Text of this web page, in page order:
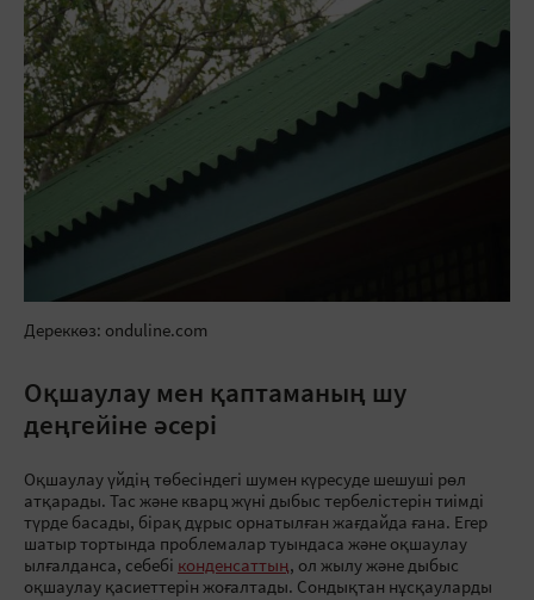
Дереккөз: onduline.com
Оқшаулау мен қаптаманың шу
деңгейіне әсері
Оқшаулау үйдің төбесіндегі шумен күресуде шешуші рөл
атқарады. Тас және кварц жүні дыбыс тербелістерін тиімді
түрде басады, бірақ дұрыс орнатылған жағдайда ғана. Егер
шатыр тортында проблемалар туындаса және оқшаулау
ылғалданса, себебі конденсаттың, ол жылу және дыбыс
оқшаулау қасиеттерін жоғалтады. Сондықтан нұсқауларды